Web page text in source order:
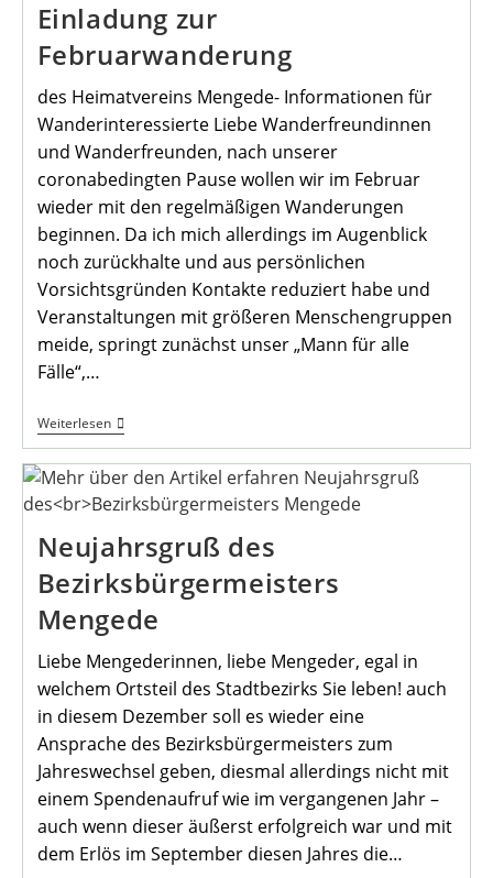
Einladung zur
Februarwanderung
des Heimatvereins Mengede- Informationen für
Wanderinteressierte Liebe Wanderfreundinnen
und Wanderfreunden, nach unserer
coronabedingten Pause wollen wir im Februar
wieder mit den regelmäßigen Wanderungen
beginnen. Da ich mich allerdings im Augenblick
noch zurückhalte und aus persönlichen
Vorsichtsgründen Kontakte reduziert habe und
Veranstaltungen mit größeren Menschengruppen
meide, springt zunächst unser „Mann für alle
Fälle“,…
WeiterlesenEinladung
Zur
Neujahrsgruß des
Bezirksbürgermeisters
Mengede
Liebe Mengederinnen, liebe Mengeder, egal in
welchem Ortsteil des Stadtbezirks Sie leben! auch
in diesem Dezember soll es wieder eine
Ansprache des Bezirksbürgermeisters zum
Jahreswechsel geben, diesmal allerdings nicht mit
einem Spendenaufruf wie im vergangenen Jahr –
auch wenn dieser äußerst erfolgreich war und mit
dem Erlös im September diesen Jahres die…